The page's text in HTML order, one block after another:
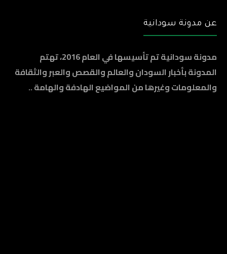
عن مدونة سودانية
مدونة سودانية تم تأسيسها في العام 2016، تهتم
المدونة بأخبار السودان والعالم والقصص والعبر والثقافة
والمعلومات وغيرها من المواضيع الهادفة والهامة ..